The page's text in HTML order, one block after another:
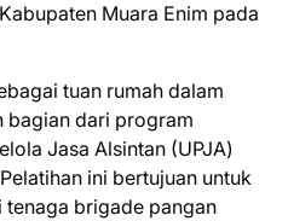
Muara Enim pada
tuan rumah dalam
bagian dari program
Jasa Alsintan (UPJA)
ini bertujuan untuk
brigade pangan